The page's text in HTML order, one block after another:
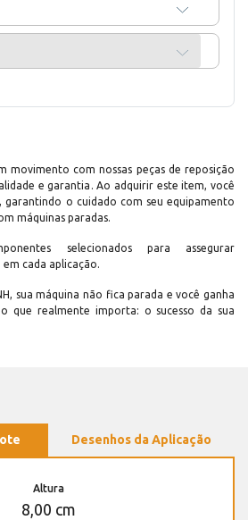
movimento com nossas peças de reposição
e garantia. Ao adquirir este item, você
garantindo o cuidado com seu equipamento
máquinas paradas.
selecionados para assegurar
cada aplicação.
sua máquina não fica parada e você ganha
que realmente importa: o sucesso da sua
Desenhos da Aplicação
Altura
8,00 cm